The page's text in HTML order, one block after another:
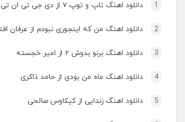
1 دانلود اهنگ تاپ و توپ ۷ از دی جی تی ان تی
2 دانلود اهنگ من که اینجوری نبودم از عرفان
3 دانلود اهنگ برنو بدوش ۲ از امیر خجسته
4 دانلود اهنگ ماه من بودی از حامد ذاکری
5 دانلود اهنگ زندایی از کیکاوس صالحی